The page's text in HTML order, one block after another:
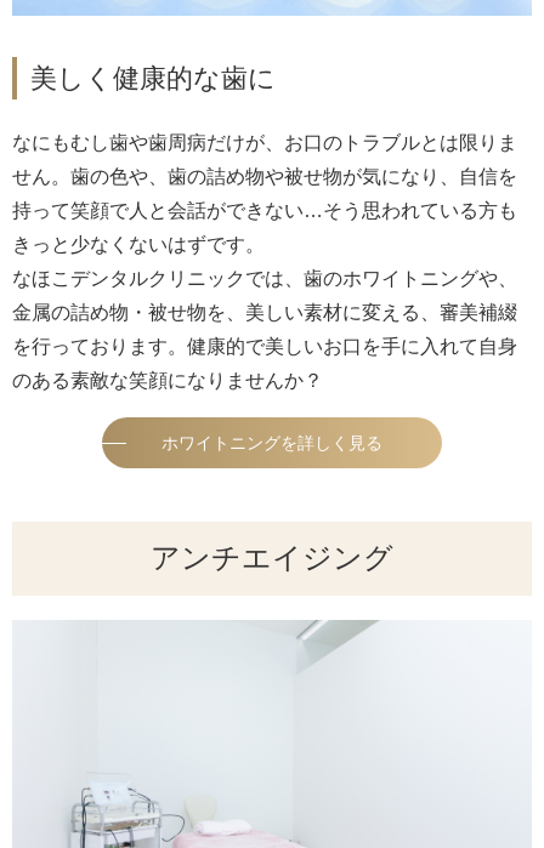
美しく健康的な歯に
なにもむし歯や歯周病だけが、お口のトラブルとは限りま
せん。歯の色や、歯の詰め物や被せ物が気になり、自信を
持って笑顔で人と会話ができない…そう思われている方も
きっと少なくないはずです。
なほこデンタルクリニックでは、歯のホワイトニングや、
金属の詰め物・被せ物を、美しい素材に変える、審美補綴
を行っております。健康的で美しいお口を手に入れて自身
のある素敵な笑顔になりませんか？
ホワイトニングを詳しく見る
アンチエイジング